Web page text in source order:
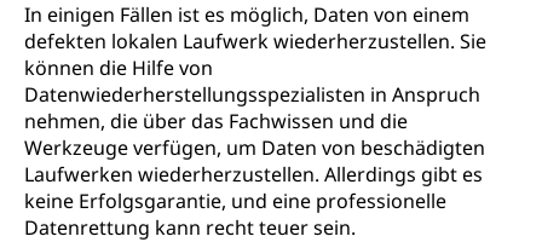
In einigen Fällen ist es möglich, Daten von einem
defekten lokalen Laufwerk wiederherzustellen. Sie
können die Hilfe von
Datenwiederherstellungsspezialisten in Anspruch
nehmen, die über das Fachwissen und die
Werkzeuge verfügen, um Daten von beschädigten
Laufwerken wiederherzustellen. Allerdings gibt es
keine Erfolgsgarantie, und eine professionelle
Datenrettung kann recht teuer sein.